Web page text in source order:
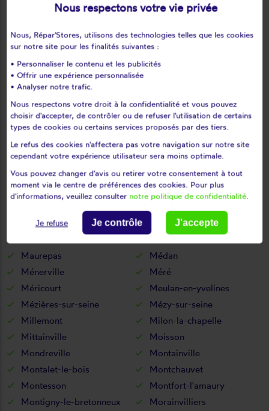
Le tremblay-sur-mauldre
Le vésinet
Les clayes-sous-bois
Les essarts-le-roi
Les loges-en-josas
Les mesnuls
Les mureaux
Limay
Lommoye
Longnes
Longvilliers
Louveciennes
L'étang-la-ville
Magnanville
Magny-les-hameaux
Maisons-laffitte
Mantes-la-jolie
Mantes-la-ville
Marcq
Mareil-le-guyon
Marly-le-roi
Maurepas
Médan
Ménerville
Méré
Méricourt
Meulan-en-yvelines
Mézières-sur-seine
Mézy-sur-seine
Millemont
Milon-la-chapelle
Mittainville
Moisson
Mondreville
Montainville
Montalet-le-bois
Montchauvet
Montesson
Montfort-l'amaury
Montigny-le-bretonneux
Morainvilliers
Nous respectons votre vie privée
Nous, Répar'Stores, utilisons des technologies telles que les cookies
sur notre site pour les finalités suivantes :
• Personnaliser le contenu et les publicités
• Offrir une expérience personnalisée
• Analyser notre trafic.
Nous respectons votre droit à la confidentialité et vous pouvez
choisir d'accepter, de contrôler ou de refuser l'utilisation de certains
types de cookies ou certains services proposés par des tiers.
Le refus des cookies n'affectera pas votre navigation sur notre site
cependant votre expérience utilisateur sera moins optimale.
Vous pouvez changer d'avis ou retirer votre consentement à tout
moment via le centre de préférences des cookies. Pour plus
d'informations, veuillez consulter notre politique de confidentialité.
Je refuse Je contrôle J'accepte